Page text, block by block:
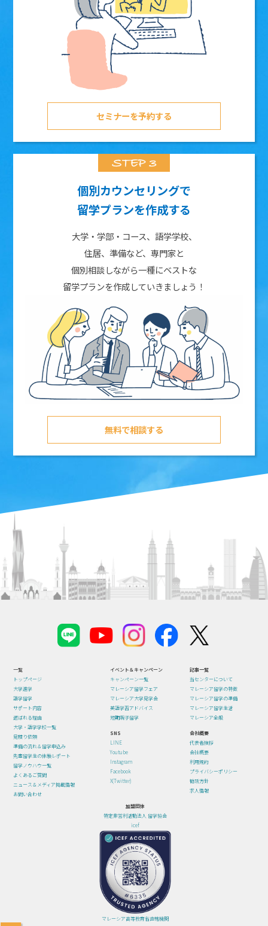
セミナーを予約する
個別カウンセリングで
留学プランを作成する
大学・学部・コース、語学学校、
住居、準備など、専門家と
個別相談しながら一種にベストな
留学プランを作成していきましょう！
無料で相談する
一覧
トップページ
大学進学
語学留学
サポート内容
選ばれる理由
大学・語学学校一覧
見積り依頼
準備の流れ＆留学申込み
先輩留学生の体験レポート
留学ノウハウ一覧
よくあるご質問
ニュース＆メディア掲載情報
お問い合わせ
イベント＆キャンペーン
キャンペーン一覧
マレーシア留学フェア
マレーシア大学見学会
英語学習アドバイス
短期親子留学
記事一覧
当センターについて
マレーシア留学の特徴
マレーシア留学の準備
マレーシア留学生活
マレーシア全般
SNS
LINE
Youtube
Instagram
Facebook
X(Twitter)
会社概要
代表者挨拶
会社概要
利用規約
プライバシーポリシー
勧誘方針
求人情報
加盟団体
特定非営利活動法人 留学協会
icef
マレーシア高等教育省直轄機関